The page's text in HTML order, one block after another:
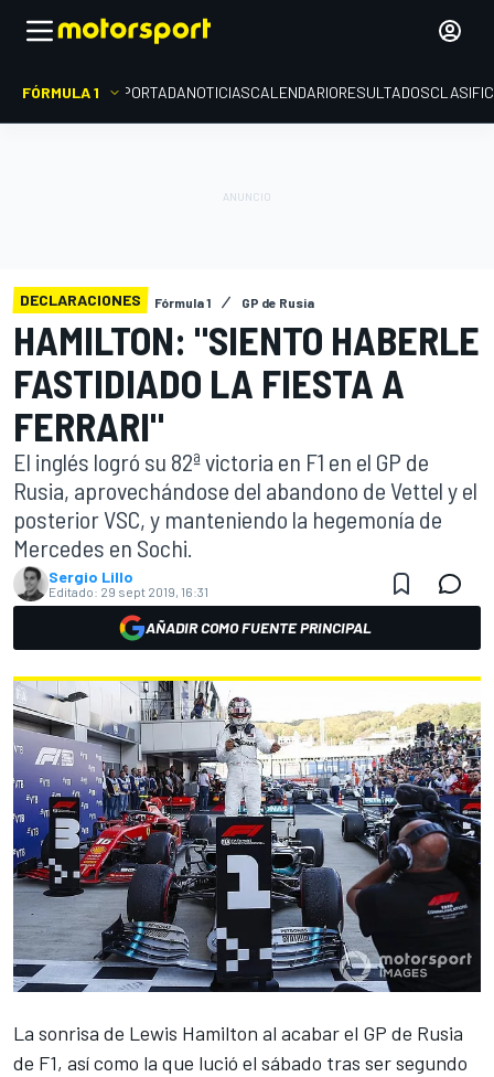
FÓRMULA 1 PORTADANOTICIASCALENDARIORESULTADOS
DECLARACIONES Fórmula 1 GP de Rusia
HAMILTON: "SIENTO HABERLE
FASTIDIADO LA FIESTA A
FERRARI"
El inglés logró su 82ª victoria en F1 en el GP de
Rusia, aprovechándose del abandono de Vettel y el
posterior VSC, y manteniendo la hegemonía de
Mercedes en Sochi.
Sergio Lillo
Editado: 29 sept 2019, 16:31
AÑADIR COMO FUENTE PRINCIPAL
La sonrisa de Lewis Hamilton al acabar el GP de Rusia
de F1, así como la que lució el sábado tras ser segundo